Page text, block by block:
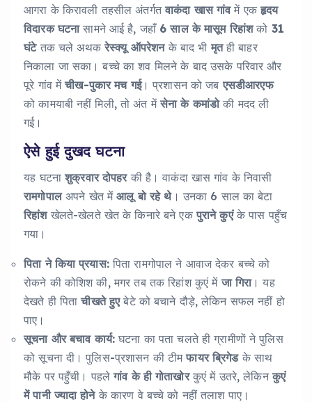
आगरा के किरावली तहसील अंतर्गतवाकंदा खास गांवमें एकहृदय
विदारक घटनासामने आई है, जहाँ 6 साल के मासूम रिहांशको 31
घंटेतक चले अथकरेस्क्यू ऑपरेशनके बाद भीमृतही बाहर
निकाला जा सका। बच्चे का शव मिलने के बाद उसके परिवार और
पूरे गांव मेंचीख-पुकार मच गई। प्रशासन को जबएसडीआरएफ
को कामयाबी नहीं मिली, तो अंत मेंसेना के कमांडोकी मदद ली
गई।
ऐसे हुई दुखद घटना
यह घटनाशुक्रवार दोपहरकी है। वाकंदा खास गांव के निवासी
रामगोपालअपने खेत मेंआलू बो रहे थे। उनका 6 साल का बेटा
रिहांशखेलते-खेलते खेत के किनारे बने एकपुराने कुएंके पास पहुँच
गया।
पिता ने किया प्रयास:पिता रामगोपाल ने आवाज देकर बच्चे को
रोकने की कोशिश की, मगर तब तक रिहांश कुएं मेंजा गिरा। यह
देखते ही पिताचीखते हुएबेटे को बचाने दौड़े, लेकिन सफल नहीं हो
पाए।
सूचना और बचाव कार्य: घटना का पता चलते ही ग्रामीणों ने पुलिस
को सूचना दी। पुलिस-प्रशासन की टीमफायर ब्रिगेडके साथ
मौके पर पहुँची। पहलेगांव के ही गोताखोरकुएं में उतरे, लेकिनकुएं
में पानी ज्यादा होनेके कारण वे बच्चे को नहीं तलाश पाए।